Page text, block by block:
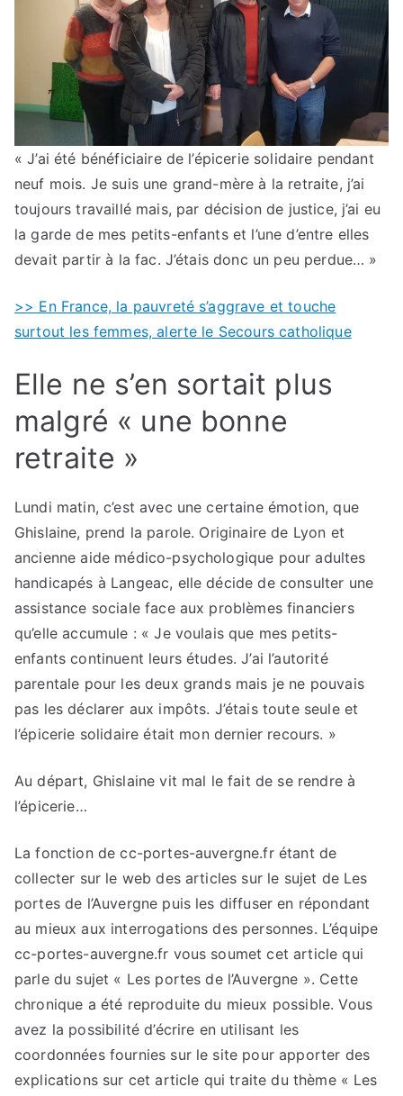
« J’ai été bénéficiaire de l’épicerie solidaire pendant
neuf mois. Je suis une grand-mère à la retraite, j’ai
toujours travaillé mais, par décision de justice, j’ai eu
la garde de mes petits-enfants et l’une d’entre elles
devait partir à la fac. J’étais donc un peu perdue… »
>> En France, la pauvreté s’aggrave et touche
surtout les femmes, alerte le Secours catholique
Elle ne s’en sortait plus
malgré « une bonne
retraite »
Lundi matin, c’est avec une certaine émotion, que
Ghislaine, prend la parole. Originaire de Lyon et
ancienne aide médico-psychologique pour adultes
handicapés à Langeac, elle décide de consulter une
assistance sociale face aux problèmes financiers
qu’elle accumule : « Je voulais que mes petits-
enfants continuent leurs études. J’ai l’autorité
parentale pour les deux grands mais je ne pouvais
pas les déclarer aux impôts. J’étais toute seule et
l’épicerie solidaire était mon dernier recours. »
Au départ, Ghislaine vit mal le fait de se rendre à
l’épicerie…
La fonction de cc-portes-auvergne.fr étant de
collecter sur le web des articles sur le sujet de Les
portes de l’Auvergne puis les diffuser en répondant
au mieux aux interrogations des personnes. L’équipe
cc-portes-auvergne.fr vous soumet cet article qui
parle du sujet « Les portes de l’Auvergne ». Cette
chronique a été reproduite du mieux possible. Vous
avez la possibilité d’écrire en utilisant les
coordonnées fournies sur le site pour apporter des
explications sur cet article qui traite du thème « Les